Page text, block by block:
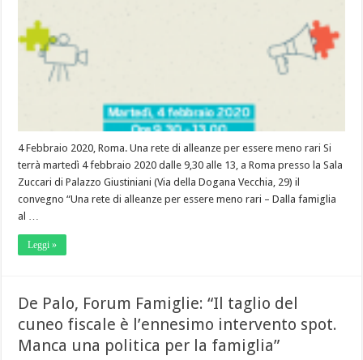
4 Febbraio 2020, Roma. Una rete di alleanze per essere meno rari Si
terrà martedì 4 febbraio 2020 dalle 9,30 alle 13, a Roma presso la Sala
Zuccari di Palazzo Giustiniani (Via della Dogana Vecchia, 29) il
convegno “Una rete di alleanze per essere meno rari – Dalla famiglia
al …
Leggi »
De Palo, Forum Famiglie: “Il taglio del
cuneo fiscale è l’ennesimo intervento spot.
Manca una politica per la famiglia”